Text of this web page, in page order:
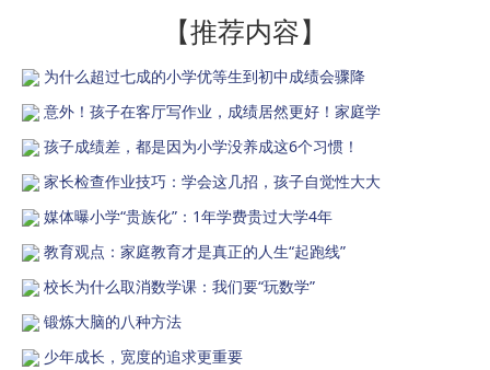
【推荐内容】
为什么超过七成的小学优等生到初中成绩会骤降
意外！孩子在客厅写作业，成绩居然更好！家庭学
孩子成绩差，都是因为小学没养成这6个习惯！
家长检查作业技巧：学会这几招，孩子自觉性大大
媒体曝小学“贵族化”：1年学费贵过大学4年
教育观点：家庭教育才是真正的人生“起跑线”
校长为什么取消数学课：我们要“玩数学”
锻炼大脑的八种方法
少年成长，宽度的追求更重要